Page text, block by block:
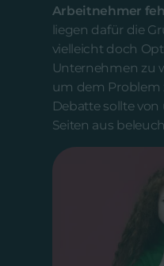
Arbeitnehmer
liegen dafür die
vielleicht doch
Unternehmen zu
um dem Problem
Debatte sollte
Seiten aus